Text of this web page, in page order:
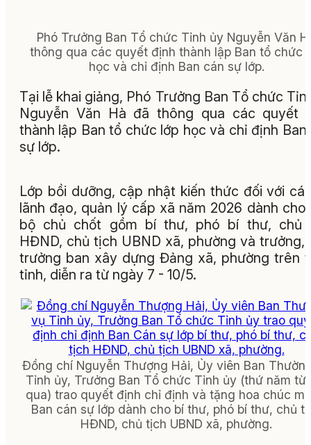
Phó Trưởng Ban Tổ chức Tỉnh ủy Nguyễn Văn
thông qua các quyết định thành lập Ban tổ chức
học và chỉ định Ban cán sự lớp.
Tại lễ khai giảng, Phó Trưởng Ban Tổ chức
Nguyễn Văn Hà đã thông qua các quyết
thành lập Ban tổ chức lớp học và chỉ định Ban
sự lớp.
Lớp bồi dưỡng, cập nhật kiến thức đối với
lãnh đạo, quản lý cấp xã năm 2026 dành cho
bộ chủ chốt gồm bí thư, phó bí thư, chủ
HĐND, chủ tịch UBND xã, phường và trưởng,
trưởng ban xây dựng Đảng xã, phường trên
tỉnh, diễn ra từ ngày 7 - 10/5.
Đồng chí Nguyễn Thượng Hải, Ủy viên Ban
Tỉnh ủy, Trưởng Ban Tổ chức Tỉnh ủy (thứ năm từ
qua) trao quyết định chỉ định và tặng hoa chúc
Ban cán sự lớp dành cho bí thư, phó bí thư, chủ
HĐND, chủ tịch UBND xã, phường.